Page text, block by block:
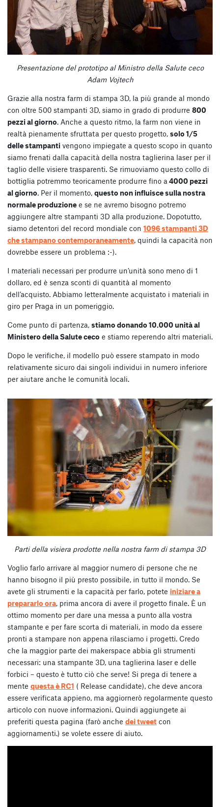
Presentazione del prototipo al Ministro della Salute ceco
Adam Vojtech
Grazie alla nostra farm di stampa 3D, la più grande al mondo
con oltre 500 stampanti 3D, siamo in grado di produrre 800
pezzi al giorno. Anche a questo ritmo, la farm non viene in
realtà pienamente sfruttata per questo progetto, solo 1/5
delle stampanti vengono impiegate a questo scopo in quanto
siamo frenati dalla capacità della nostra taglierina laser per il
taglio delle visiere trasparenti. Se rimuoviamo questo collo di
bottiglia potremmo teoricamente produrre fino a 4000 pezzi
al giorno. Per il momento, questo non influisce sulla nostra
normale produzione e se ne avremo bisogno potremo
aggiungere altre stampanti 3D alla produzione. Dopotutto,
siamo detentori del record mondiale con 1096 stampanti 3D
che stampano contemporaneamente, quindi la capacità non
dovrebbe essere un problema :-).
I materiali necessari per produrre un’unità sono meno di 1
dollaro, ed è senza sconti di quantità al momento
dell’acquisto. Abbiamo letteralmente acquistato i materiali in
giro per Praga in un pomeriggio.
Come punto di partenza, stiamo donando 10.000 unità al
Ministero della Salute ceco e stiamo reperendo altri materiali.
Dopo le verifiche, il modello può essere stampato in modo
relativamente sicuro dai singoli individui in numero inferiore
per aiutare anche le comunità locali.
Parti della visiera prodotte nella nostra farm di stampa 3D
Voglio farlo arrivare al maggior numero di persone che ne
hanno bisogno il più presto possibile, in tutto il mondo. Se
avete gli strumenti e la capacità per farlo, potete iniziare a
prepararlo ora, prima ancora di avere il progetto finale. È un
ottimo momento per dare una messa a punto alla vostra
stampante e per fare scorta di materiali, in modo da essere
pronti a stampare non appena rilasciamo i progetti. Credo
che la maggior parte dei makerspace abbia gli strumenti
necessari: una stampante 3D, una taglierina laser e delle
forbici – questo è tutto ciò che serve! Si prega di tenere a
mente questa è RC1 ( Release candidate), che deve ancora
essere verificata appieno, ma aggiornerò regolarmente questo
articolo con nuove informazioni. Quindi aggiungete ai
preferiti questa pagina (farò anche dei tweet con
aggiornamenti.) se volete essere di aiuto.